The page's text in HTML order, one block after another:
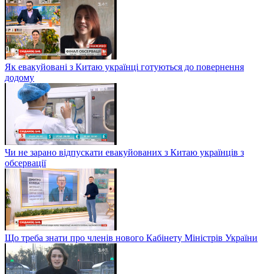
Як евакуйовані з Китаю українці готуються до повернення
додому
Чи не зарано відпускати евакуйованих з Китаю українців з
обсервації
Що треба знати про членів нового Кабінету Міністрів України